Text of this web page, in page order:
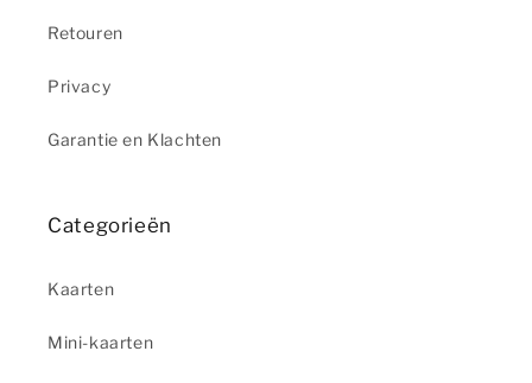
Retouren
Privacy
Garantie en Klachten
Categorieën
Kaarten
Mini-kaarten